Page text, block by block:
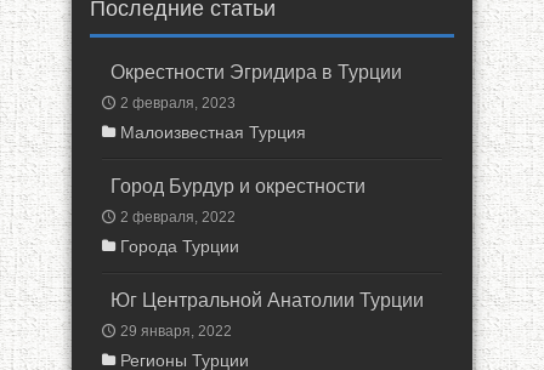
Последние статьи
Окрестности Эгридира в Турции
2 февраля, 2023
Малоизвестная Турция
Город Бурдур и окрестности
2 февраля, 2022
Города Турции
Юг Центральной Анатолии Турции
29 января, 2022
Регионы Турции